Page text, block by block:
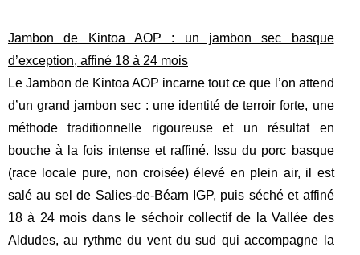
Jambon de Kintoa AOP : un jambon sec basque
d’exception, affiné 18 à 24 mois
Le Jambon de Kintoa AOP incarne tout ce que l’on attend
d’un grand jambon sec : une identité de terroir forte, une
méthode traditionnelle rigoureuse et un résultat en
bouche à la fois intense et raffiné. Issu du porc basque
(race locale pure, non croisée) élevé en plein air, il est
salé au sel de Salies-de-Béarn IGP, puis séché et affiné
18 à 24 mois dans le séchoir collectif de la Vallée des
Aldudes, au rythme du vent du sud qui accompagne la